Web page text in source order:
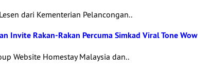
dari Kementerian Pelancongan..
Invite Rakan-Rakan Percuma Simkad Viral Tone Wow
Website Homestay Malaysia dan..